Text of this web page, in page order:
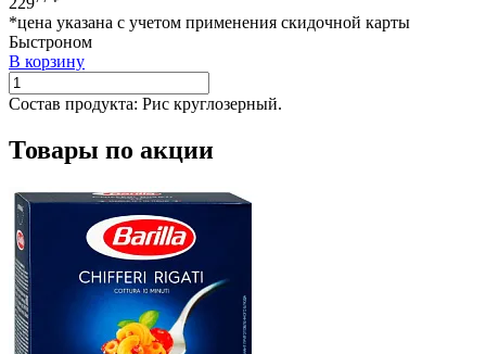
*цена указана с учетом применения скидочной карты
Быстроном
В корзину
Состав продукта: Рис круглозерный.
Товары по акции